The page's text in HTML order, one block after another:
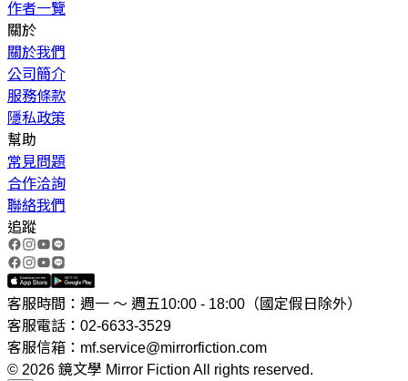
作者一覽
關於
關於我們
公司簡介
服務條款
隱私政策
幫助
常見問題
合作洽詢
聯絡我們
追蹤
客服時間：週一 ～ 週五10:00 - 18:00（國定假日除外）
客服電話：02-6633-3529
客服信箱：mf.service@mirrorfiction.com
© 2026 鏡文學 Mirror Fiction All rights reserved.